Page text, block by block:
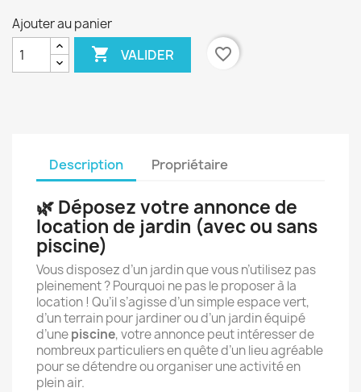
Ajouter au panier
 VALIDER favorite_border
Description Propriétaire
🌿 Déposez votre annonce de
location de jardin (avec ou sans
piscine)
Vous disposez d’un jardin que vous n’utilisez pas
pleinement ? Pourquoi ne pas le proposer à la
location ! Qu’il s’agisse d’un simple espace vert,
d’un terrain pour jardiner ou d’un jardin équipé
d’unepiscine, votre annonce peut intéresser de
nombreux particuliers en quête d’un lieu agréable
pour se détendre ou organiser une activité en
plein air.